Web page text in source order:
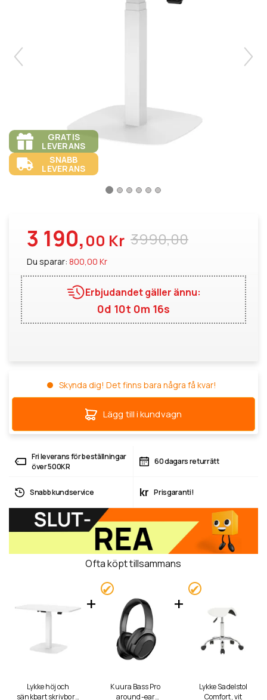
GRATIS
LEVERANS
SNABB
LEVERANS
3990,00
3 190,00 Kr
Du sparar: 800,00 Kr
Erbjudandet gäller ännu:
0d 10t 0m 15s
Skynda dig! Det finns bara några få kvar!
Lägg till i kundvagn
Fri leverans för beställningar
över 500KR
60 dagars returrätt
Snabb kundservice kr Prisgaranti!
Ofta köpt tillsammans
Lykke höj och
sänkbart skrivbord
Kuura Bass Pro
around-ear
Lykke Sadelstol
Comfort, vit